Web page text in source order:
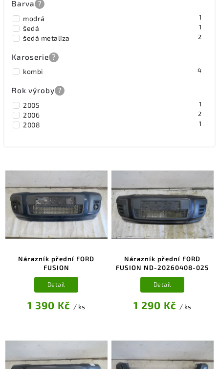
Barva ?
modrá 1
šedá 1
šedá metalíza 2
Karoserie ?
kombi 4
Rok výroby ?
2005 1
2006 2
2008 1
Nárazník přední FORD
FUSION
1 390 Kč / ks
Detail
Nárazník přední FORD
FUSION ND-20260408-025
1 290 Kč / ks
Detail